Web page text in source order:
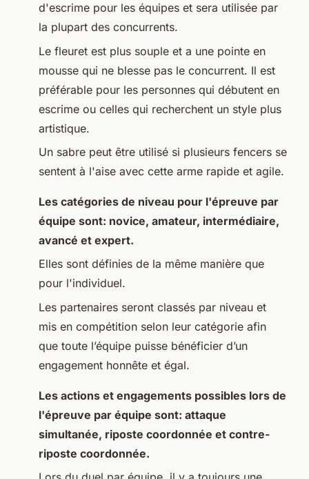
d'escrime pour les équipes et sera utilisée par
la plupart des concurrents.
Le fleuret est plus souple et a une pointe en
mousse qui ne blesse pas le concurrent. Il est
préférable pour les personnes qui débutent en
escrime ou celles qui recherchent un style plus
artistique.
Un sabre peut être utilisé si plusieurs fencers se
sentent à l'aise avec cette arme rapide et agile.
Les catégories de niveau pour l'épreuve par
équipe sont: novice, amateur, intermédiaire,
avancé et expert.
Elles sont définies de la même manière que
pour l'individuel.
Les partenaires seront classés par niveau et
mis en compétition selon leur catégorie afin
que toute l’équipe puisse bénéficier d’un
engagement honnête et égal.
Les actions et engagements possibles lors de
l'épreuve par équipe sont: attaque
simultanée, riposte coordonnée et contre-
riposte coordonnée.